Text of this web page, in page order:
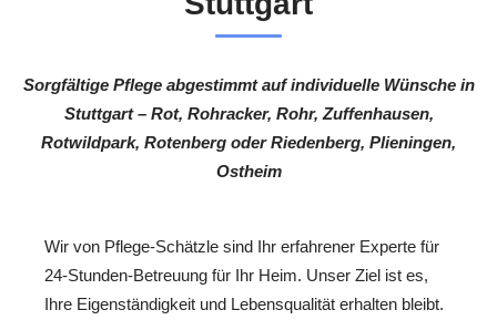
Sorgfältige Pflege abgestimmt auf individuelle Wünsche in
Stuttgart – Rot, Rohracker, Rohr, Zuffenhausen,
Rotwildpark, Rotenberg oder Riedenberg, Plieningen,
Ostheim
Wir von Pflege-Schätzle sind Ihr erfahrener Experte für
24-Stunden-Betreuung für Ihr Heim. Unser Ziel ist es,
Ihre Eigenständigkeit und Lebensqualität erhalten bleibt.